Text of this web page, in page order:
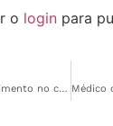
o login para
Amapá lidera crescimento no comércio varejista no mês de fevereiro